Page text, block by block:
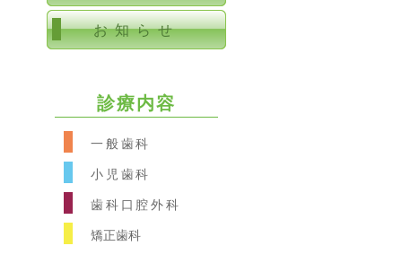
お知らせ
診療内容
一般歯科
小児歯科
歯科口腔外科
矯正歯科